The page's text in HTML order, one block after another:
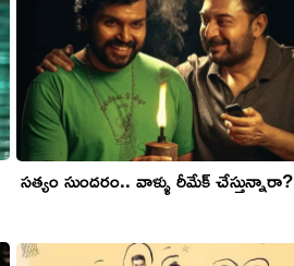
సత్యం సుందరం.. వాళ్ళు రీమేక్ చేస్తున్నారా?